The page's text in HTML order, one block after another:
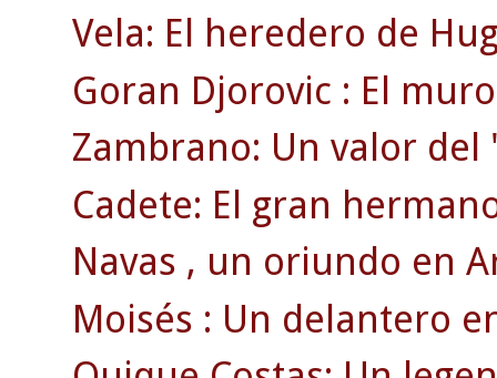
Vela: El heredero de
Goran Djorovic : El
Zambrano: Un valor del
Cadete: El gran
Navas , un oriundo en
Moisés : Un delantero